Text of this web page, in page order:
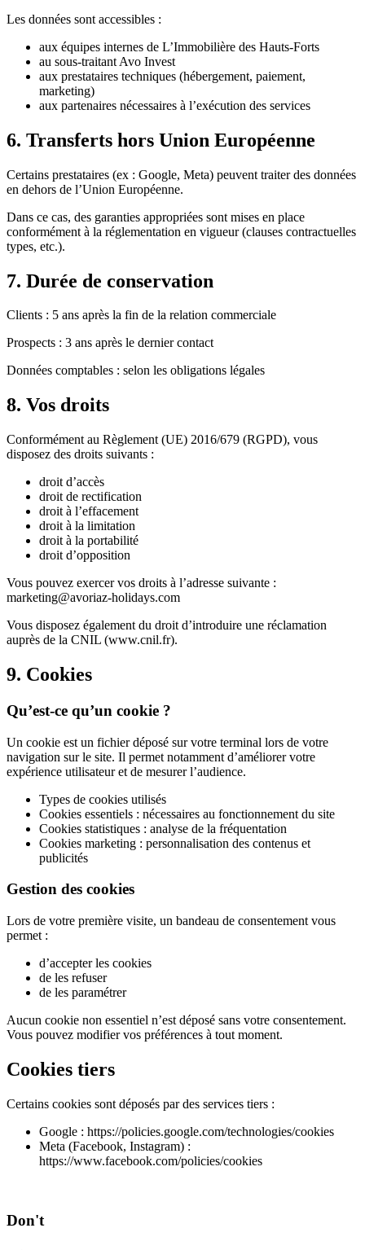
Les données sont accessibles :
aux équipes internes de L’Immobilière des Hauts-Forts
au sous-traitant Avo Invest
aux prestataires techniques (hébergement, paiement,
marketing)
aux partenaires nécessaires à l’exécution des services
6. Transferts hors Union Européenne
Certains prestataires (ex : Google, Meta) peuvent traiter des données
en dehors de l’Union Européenne.
Dans ce cas, des garanties appropriées sont mises en place
conformément à la réglementation en vigueur (clauses contractuelles
types, etc.).
7. Durée de conservation
Clients : 5 ans après la fin de la relation commerciale
Prospects : 3 ans après le dernier contact
Données comptables : selon les obligations légales
8. Vos droits
Conformément au Règlement (UE) 2016/679 (RGPD), vous
disposez des droits suivants :
droit d’accès
droit de rectification
droit à l’effacement
droit à la limitation
droit à la portabilité
droit d’opposition
Vous pouvez exercer vos droits à l’adresse suivante :
marketing@avoriaz-holidays.com
Vous disposez également du droit d’introduire une réclamation
auprès de la CNIL (www.cnil.fr).
9. Cookies
Qu’est-ce qu’un cookie ?
Un cookie est un fichier déposé sur votre terminal lors de votre
navigation sur le site. Il permet notamment d’améliorer votre
expérience utilisateur et de mesurer l’audience.
Types de cookies utilisés
Cookies essentiels : nécessaires au fonctionnement du site
Cookies statistiques : analyse de la fréquentation
Cookies marketing : personnalisation des contenus et
publicités
Gestion des cookies
Lors de votre première visite, un bandeau de consentement vous
permet :
d’accepter les cookies
de les refuser
de les paramétrer
Aucun cookie non essentiel n’est déposé sans votre consentement.
Vous pouvez modifier vos préférences à tout moment.
Cookies tiers
Certains cookies sont déposés par des services tiers :
Google : https://policies.google.com/technologies/cookies
Meta (Facebook, Instagram) :
https://www.facebook.com/policies/cookies
Don't